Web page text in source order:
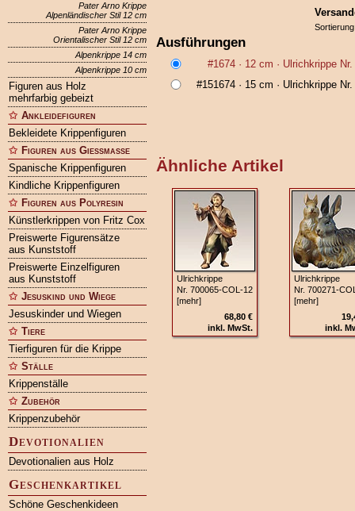
Pater Arno Krippe
Alpenländischer Stil 12 cm
Pater Arno Krippe
Orientalischer Stil 12 cm
Alpenkrippe 14 cm
Alpenkrippe 10 cm
Figuren aus Holz
mehrfarbig gebeizt
Ankleidefiguren
Bekleidete Krippenfiguren
Figuren aus Gießmasse
Spanische Krippenfiguren
Kindliche Krippenfiguren
Figuren aus Polyresin
Künstlerkrippen von Fritz Cox
Preiswerte Figurensätze
aus Kunststoff
Preiswerte Einzelfiguren
aus Kunststoff
Jesuskind und Wiege
Jesuskinder und Wiegen
Tiere
Tierfiguren für die Krippe
Ställe
Krippenställe
Zubehör
Krippenzubehör
Devotionalien
Devotionalien aus Holz
Geschenkartikel
Schöne Geschenkideen
Ausführungen
#1674 · 12 cm · Ulrichkrippe Nr.
#151674 · 15 cm · Ulrichkrippe Nr.
Ähnliche Artikel
Ulrichkrippe
Nr. 700065‑COL‑12
[mehr]
68,80 €
inkl. MwSt.
Ulrichkrippe
Nr.
[mehr]
inkl.